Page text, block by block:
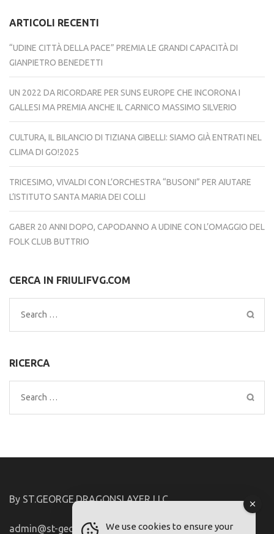
ARTICOLI RECENTI
“UDINE CITTÀ DELLA PACE” PREMIA LE GRANDI CAPACITÀ DI
GIANPIETRO BENEDETTI
UN 2022 DA RICORDARE PER SUNS EUROPE CHE INCORONA I
GALLESI MA PREMIA ANCHE IL CARNICO MASSIMO SILVERIO
CULTURA, IL BILANCIO DI TIZIANA GIBELLI: SIAMO GIÀ ENTRATI NEL
CLIMA DI GO!2025
TRICESIMO, VIVALDI CON L’ORCHESTRA “BUSONI” PER AIUTARE
L’ISTITUTO SANTA MARIA DEI COLLI
GABER 20 ANNI DOPO, CAPODANNO A UDINE CON L’OMAGGIO DEL
FOLK CLUB BUTTRIO
CERCA IN FRIULIFVG.COM
Search
for:
RICERCA
Search
for:
By ST.GEORGE.DRAGONSLAYER LLC
admin@st-george-dragonslayer.comWe use cookies to ensure your